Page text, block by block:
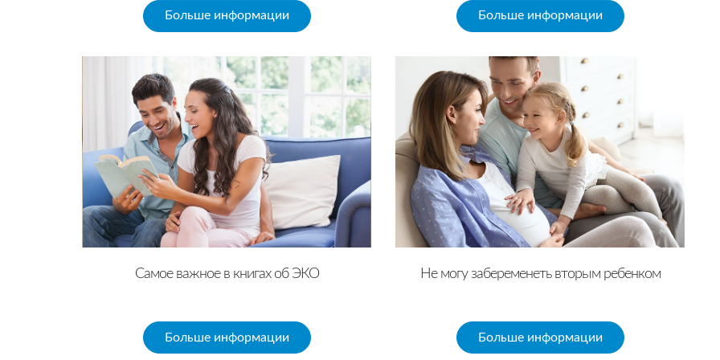
Больше информации Больше информации
Самое важное в книгах об ЭКО
Больше информации
Не могу забеременеть вторым ребенком
Больше информации